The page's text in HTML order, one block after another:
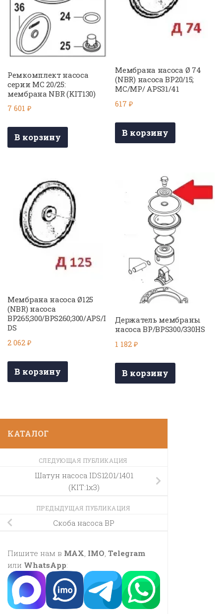
Ремкомплект насоса
серии MC 20/25:
мембрана NBR (KIT130)
7 601 ₽
В корзину
Мембрана насоса Ø 74
(NBR) насоса BP20/15;
MC/MP/ APS31/41
617₽
В корзину
Мембрана насоса Ø125
(NBR) насоса
BP265;300/BPS260;300/APS/I
DS
2 062 ₽
В корзину
Держатель мембраны
насоса BP/BPS300/330HS
1 182₽
В корзину
КАТАЛОГ
СЛЕДУЮЩАЯ ПУБЛИКАЦИЯ
Шатун насоса IDS1201/1401
(KIT:1х3)
ПРЕДЫДУЩАЯ ПУБЛИКАЦИЯ
Скоба насоса BP
Пишите нам в MAX IMO Telegram
или WhatsApp: